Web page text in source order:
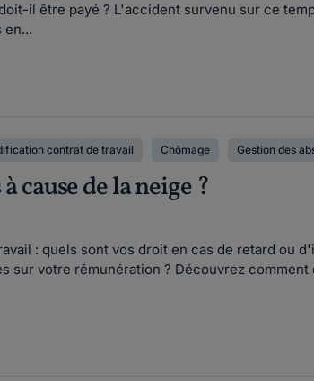
il être payé ? L'accident survenu sur ce
contrat de travail Chômage Gestion des
cause de la neige ?
: quels sont vos droit en cas de retard ou
sur votre rémunération ? Découvrez